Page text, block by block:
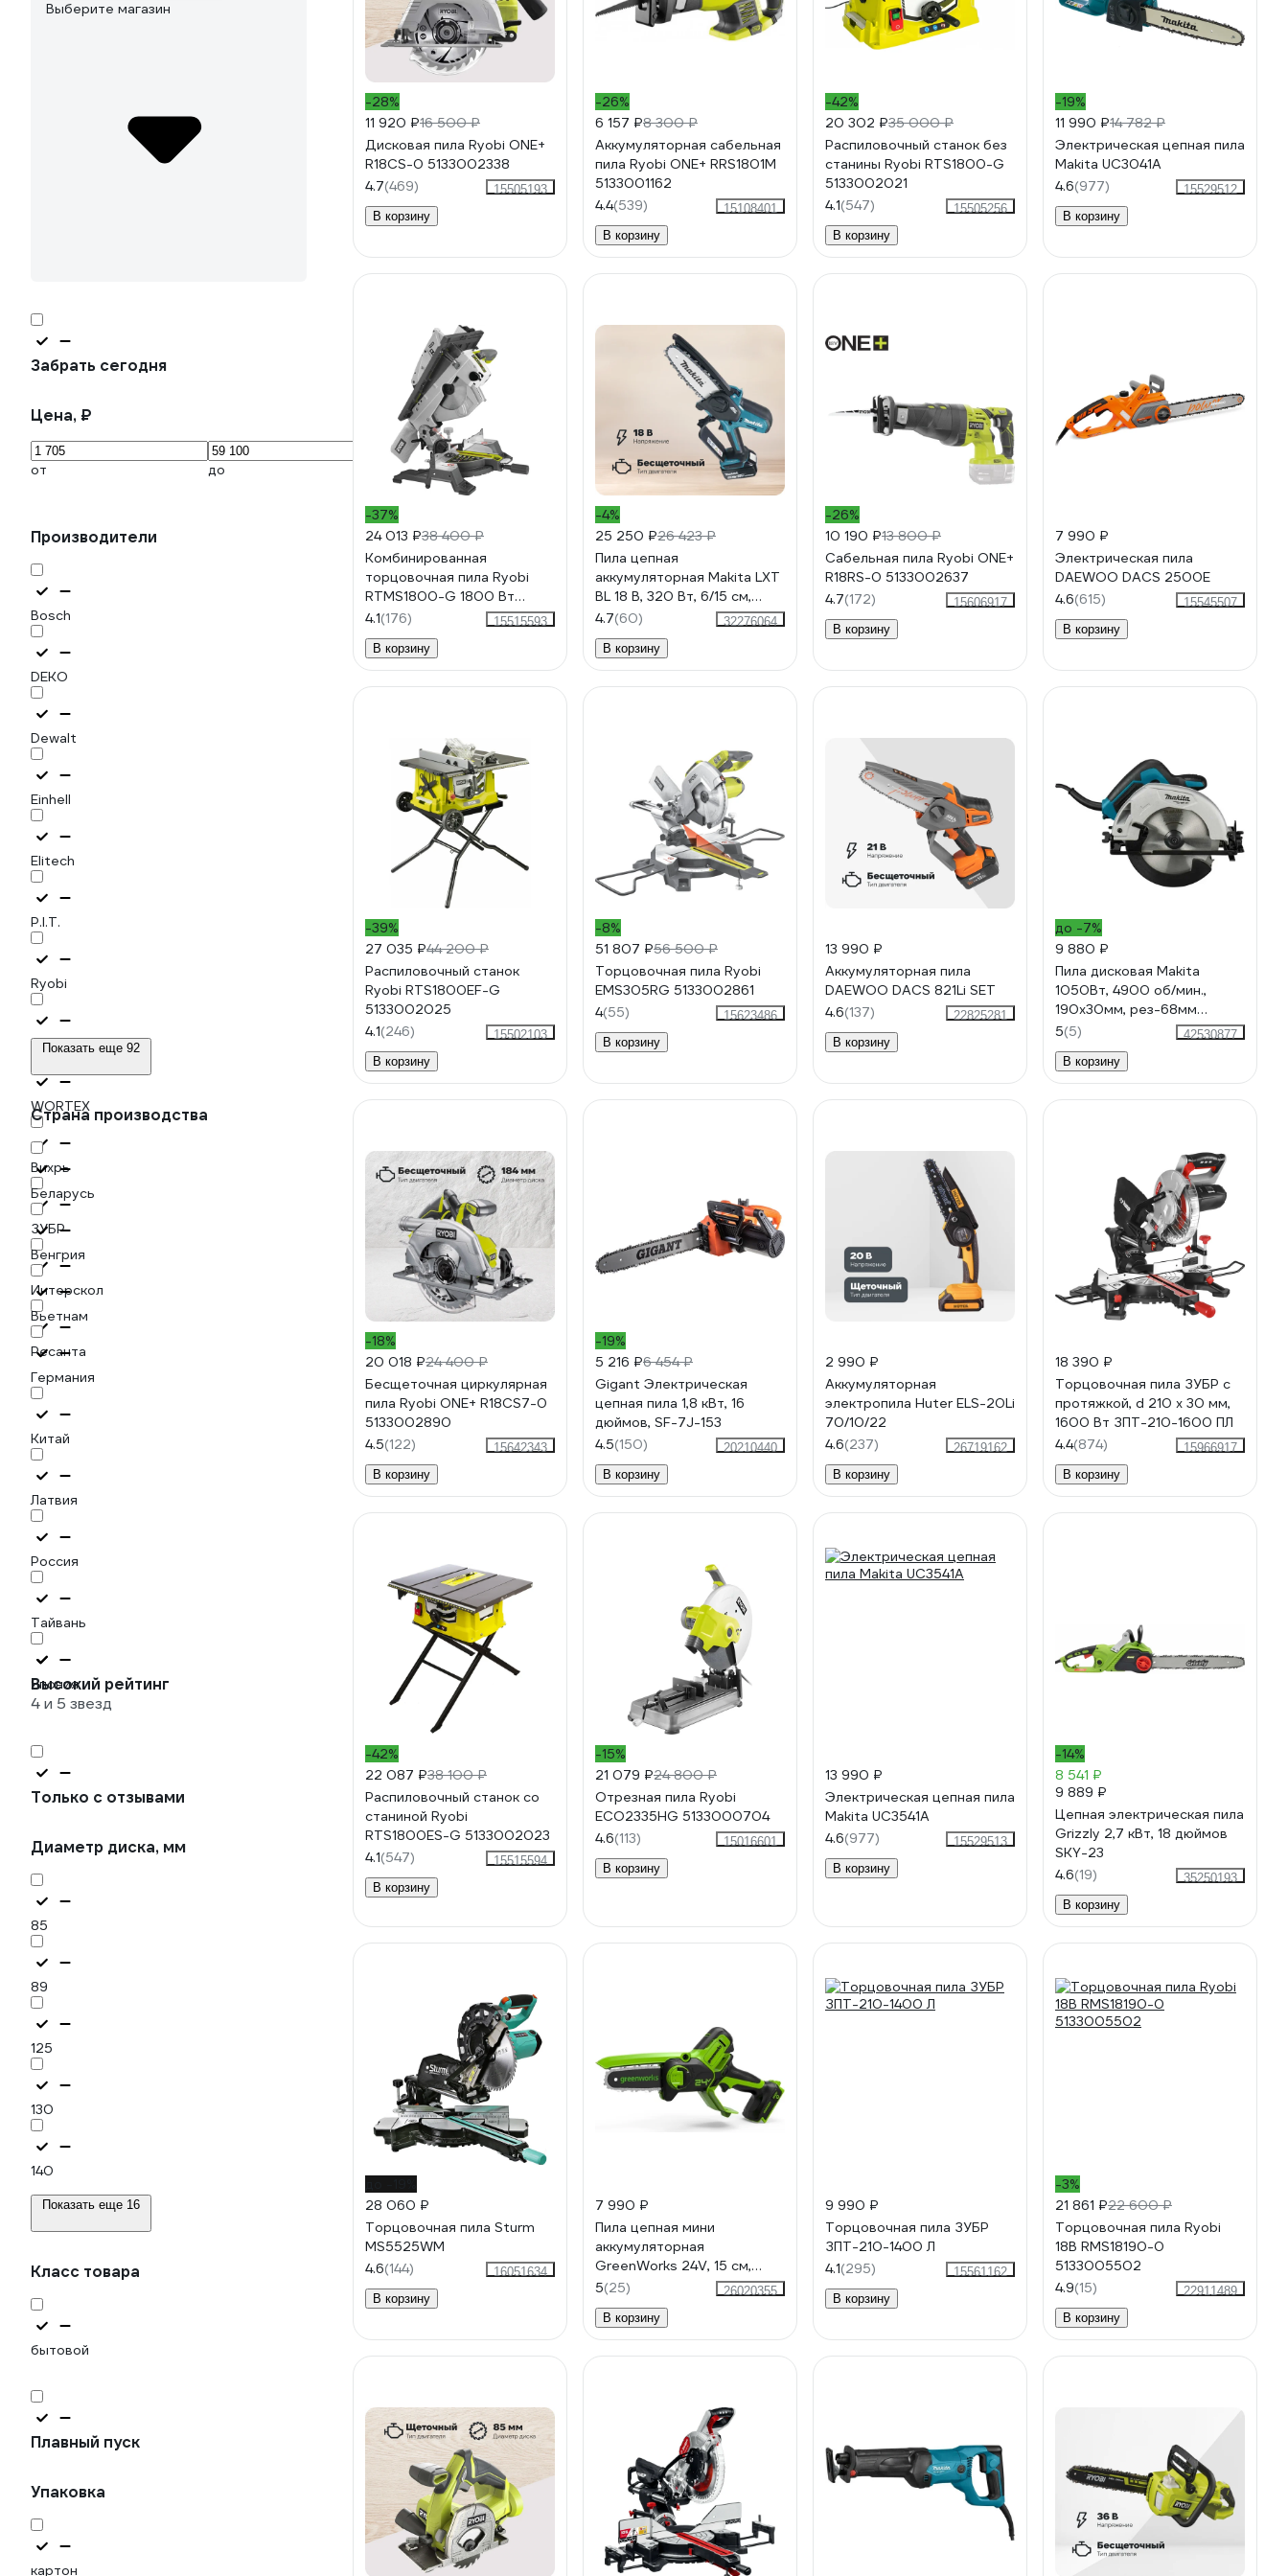
Выберите магазин
Забрать сегодня
Цена, ₽
от до
Производители
Bosch
DEKO
Dewalt
Einhell
Elitech
P.I.T.
Ryobi
Sturm
WORTEX
Вихрь
ЗУБР
Интерскол
Ресанта
Показать еще 92
Страна производства
Беларусь
Венгрия
Вьетнам
Германия
Китай
Латвия
Россия
Тайвань
Япония
Высокий рейтинг
4 и 5 звезд
Только с отзывами
Диаметр диска, мм
85
89
125
130
140
Показать еще 16
Класс товара
бытовой
Плавный пуск
Упаковка
картон
-28%
11 920 ₽16 500 ₽
Дисковая пила Ryobi ONE+
R18CS-0 5133002338
4.7(469)
15505193
В корзину
-26%
6 157 ₽8 300 ₽
Аккумуляторная сабельная
пила Ryobi ONE+ RRS1801M
5133001162
4.4(539)
15108401
В корзину
-42%
20 302 ₽35 000 ₽
Распиловочный станок без
станины Ryobi RTS1800-G
5133002021
4.1(547)
15505256
В корзину
-19%
11 990 ₽14 782 ₽
Электрическая цепная пила
Makita UC3041A
4.6(977)
15529512
В корзину
-37%
24 013 ₽38 400 ₽
Комбинированная
торцовочная пила Ryobi
RTMS1800-G 1800 Вт
5133002152
4.1(176)
15515593
В корзину
-4%
25 250 ₽26 423 ₽
Пила цепная
аккумуляторная Makita LXT
BL 18 В, 320 Вт, 6/15 см,
0.325", 11 мм, 8 м/с XPT
(BL1830B DC18SD)
DUC150SF
4.7(60)
32276064
В корзину
-26%
10 190 ₽13 800 ₽
Сабельная пила Ryobi ONE+
R18RS-0 5133002637
4.7(172)
15606917
В корзину
7 990 ₽
Электрическая пила
DAEWOO DACS 2500E
4.6(615)
15545507
В корзину
-39%
27 035 ₽44 200 ₽
Распиловочный станок
Ryobi RTS1800EF-G
5133002025
4.1(246)
15502103
В корзину
-8%
51 807 ₽56 500 ₽
Торцовочная пила Ryobi
EMS305RG 5133002861
4(55)
15623486
В корзину
13 990 ₽
Аккумуляторная пила
DAEWOO DACS 821Li SET
4.6(137)
22825281
В корзину
до -7%
9 880 ₽
Пила дисковая Makita
1050Вт, 4900 об/мин.,
190х30мм, рез-68мм
M5802B
5(5)
42530877
В корзину
-18%
20 018 ₽24 400 ₽
Бесщеточная циркулярная
пила Ryobi ONE+ R18CS7-0
5133002890
4.5(122)
15642343
В корзину
-19%
5 216 ₽6 454 ₽
Gigant Электрическая
цепная пила 1,8 кВт, 16
дюймов, SF-7J-153
4.5(150)
20210440
В корзину
2 990 ₽
Аккумуляторная
электропила Huter ELS-20Li
70/10/22
4.6(237)
26719162
В корзину
18 390 ₽
Торцовочная пила ЗУБР с
протяжкой, d 210 х 30 мм,
1600 Вт ЗПТ-210-1600 ПЛ
4.4(874)
15966917
В корзину
-42%
22 087 ₽38 100 ₽
Распиловочный станок со
станиной Ryobi
RTS1800ES-G 5133002023
4.1(547)
15515594
В корзину
-15%
21 079 ₽24 800 ₽
Отрезная пила Ryobi
ECO2335HG 5133000704
4.6(113)
15016601
В корзину
13 990 ₽
Электрическая цепная пила
Makita UC3541A
4.6(977)
15529513
В корзину
-14%
8 541 ₽
9 889 ₽
Цепная электрическая пила
Grizzly 2,7 кВт, 18 дюймов
SKY-23
4.6(19)
35250193
В корзину
28 060 ₽
Торцовочная пила Sturm
MS5525WM
4.6(144)
16051634
В корзину
7 990 ₽
Пила цепная мини
аккумуляторная
GreenWorks 24V, 15 см,
бесщеточная, без АКБ и ЗУ
2008707
5(25)
26020355
В корзину
9 990 ₽
Торцовочная пила ЗУБР
ЗПТ-210-1400 Л
4.1(295)
15561162
В корзину
-3%
21 861 ₽22 600 ₽
Торцовочная пила Ryobi
18В RMS18190-0
5133005502
4.9(15)
22911489
В корзину